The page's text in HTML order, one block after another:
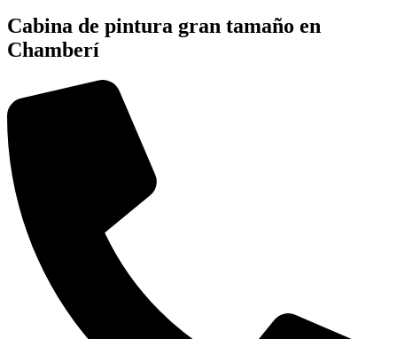
Cabina de pintura gran tamaño en
Chamberí